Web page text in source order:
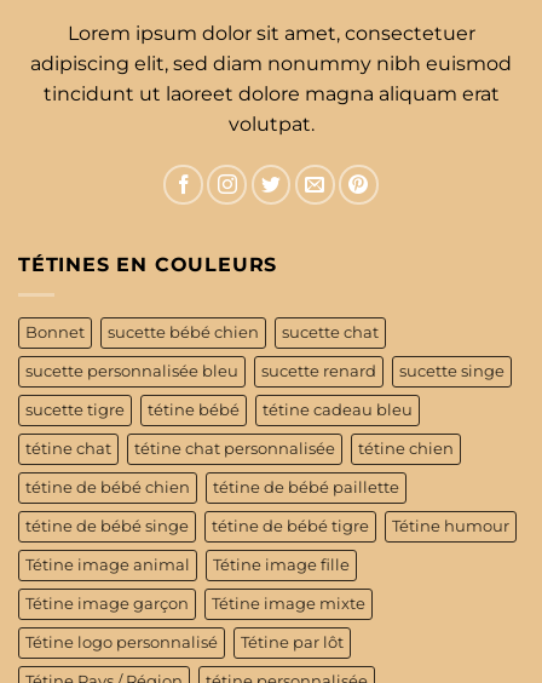
Lorem ipsum dolor sit amet, consectetuer
adipiscing elit, sed diam nonummy nibh euismod
tincidunt ut laoreet dolore magna aliquam erat
volutpat.
TÉTINES EN COULEURS
Bonnet sucette bébé chien sucette chat
sucette personnalisée bleu sucette renard sucette singe
sucette tigre tétine bébé tétine cadeau bleu
tétine chat tétine chat personnalisée tétine chien
tétine de bébé chien tétine de bébé paillette
tétine de bébé singe tétine de bébé tigre Tétine humour
Tétine image animal Tétine image fille
Tétine image garçon Tétine image mixte
Tétine logo personnalisé Tétine par lôt